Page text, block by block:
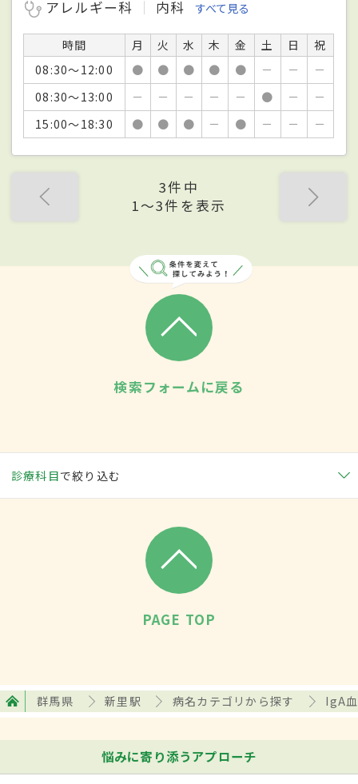
アレルギー科 内科 すべて見る
時間 月 火 水 木 金 土 日
祝
08:30～12:00
● ● ● ● ● － －
－
08:30～13:00
－ － － － － ● －
－
15:00～18:30
● ● ● － ● － － －
3件中
1〜3件を表示
検索フォームに戻る
診療科目で絞り込む
PAGE TOP
群馬県 新里駅 病名カテゴリから探す IgA
悩みに寄り添うアプローチ